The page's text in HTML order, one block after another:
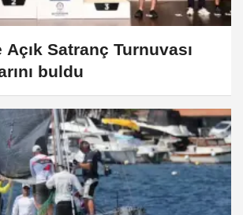
Satranç Turnuvası
buldu